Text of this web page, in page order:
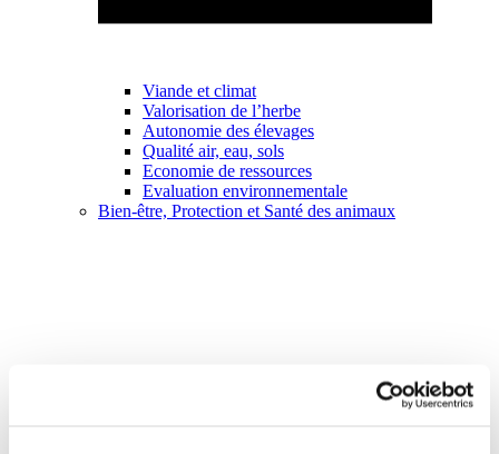
Viande et climat
Valorisation de l’herbe
Autonomie des élevages
Qualité air, eau, sols
Economie de ressources
Evaluation environnementale
Bien-être, Protection et Santé des animaux